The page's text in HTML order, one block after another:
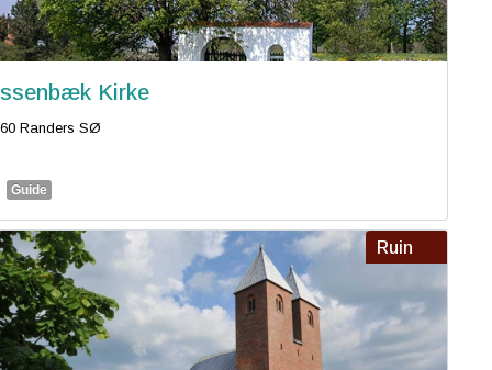
Kirke
Randers SØ
Guide
Ruin